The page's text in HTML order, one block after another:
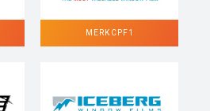
MERK CPF1